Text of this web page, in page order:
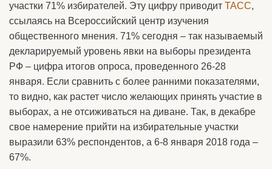
участки 71% избирателей. Эту цифру приводит ТАСС,
ссылаясь на Всероссийский центр изучения
общественного мнения. 71% сегодня – так называемый
декларируемый уровень явки на выборы президента
РФ – цифра итогов опроса, проведенного 26-28
января. Если сравнить с более ранними показателями,
то видно, как растет число желающих принять участие в
выборах, а не отсиживаться на диване. Так, в декабре
свое намерение прийти на избирательные участки
выразили 63% респондентов, а 6-8 января 2018 года –
67%.